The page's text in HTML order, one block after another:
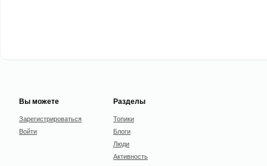
Вы можете
Зарегистрироваться
Войти
Разделы
Топики
Блоги
Люди
Активность